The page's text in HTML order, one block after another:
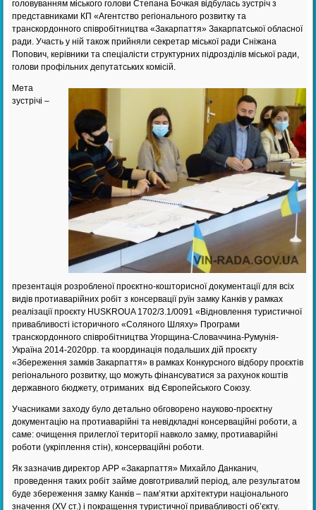
головуванням міського голови Степана Бочкая відбулась зустріч з
представниками КП «Агентство регіонального розвитку та
транскордонного співробітництва «Закарпаття» Закарпатської обласної
ради. Участь у ній також прийняли секретар міської ради Сніжана
Попович, керівники та спеціалісти структурних підрозділів міської ради,
голови профільних депутатських комісій.
Мета
зустрічі –
презентація розробленої проєктно-кошторисної документації для всіх
видів протиаварійних робіт з консервації руїн замку Канків у рамках
реалізації проєкту HUSKROUA 1702/3.1/0091 «Відновлення туристичної
привабливості історичного «Соляного Шляху» Програми
транскордонного співробітництва Угорщина-Словаччина-Румунія-
Україна 2014-2020рр. та координація подальших дій проєкту
«Збереження замків Закарпаття» в рамках Конкурсного відбору проєктів
регіонального розвитку, що можуть фінансуватися за рахунок коштів
державного бюджету, отриманих від Європейського Союзу.
Учасниками заходу було детально обговорено науково-проєктну
документацію на протиаварійні та невідкладні консерваційні роботи, а
саме: очищення прилеглої території навколо замку, протиаварійні
роботи (укріплення стін), консерваційні роботи.
Як зазначив директор АРР «Закарпаття» Михайло Данканич,
проведення таких робіт займе довготривалий період, але результатом
буде збереження замку Канків – пам’ятки архітектури національного
значення (ХV ст.) і покращення туристичної привабливості об’єкту.